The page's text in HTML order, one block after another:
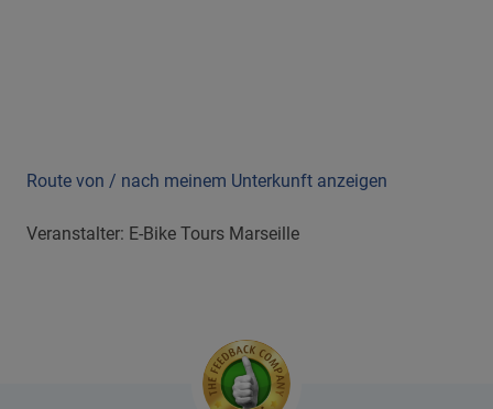
Route von / nach meinem Unterkunft anzeigen
Veranstalter: E-Bike Tours Marseille